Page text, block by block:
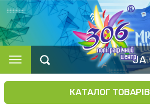
UA
КАТАЛОГ ТОВАРІВ